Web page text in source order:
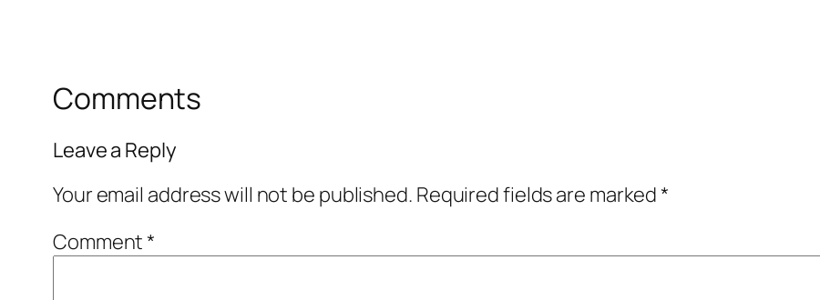
Comments
Leave a Reply
Your email address will not be published. Required fields are marked*
Comment*